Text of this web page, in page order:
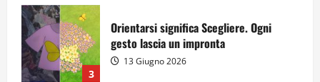
4
Come hanno fatto? La scalata lampo del
Como 1907 verso l’Europa
12 Giugno 2026